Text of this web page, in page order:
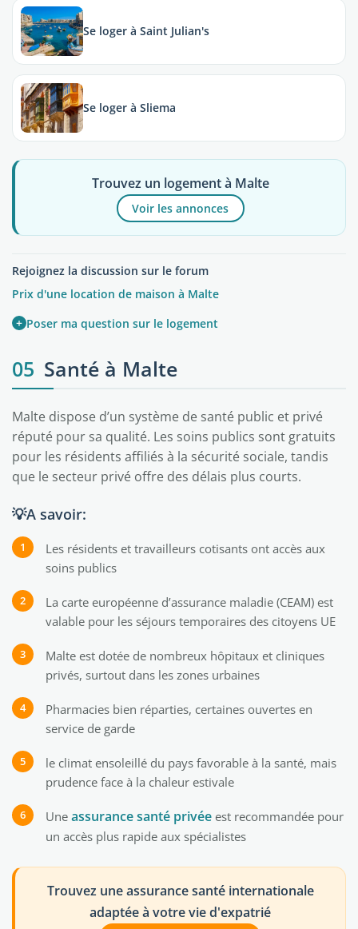
Se loger à Saint Julian's
Se loger à Sliema
Trouvez un logement à Malte
Voir les annonces
Rejoignez la discussion sur le forum
Prix d'une location de maison à Malte
+ Poser ma question sur le logement
05 Santé à Malte
Malte dispose d’un système de santé public et privé
réputé pour sa qualité. Les soins publics sont gratuits
pour les résidents affiliés à la sécurité sociale, tandis
que le secteur privé offre des délais plus courts.
💡A savoir:
Les résidents et travailleurs cotisants ont accès aux
soins publics
La carte européenne d’assurance maladie (CEAM) est
valable pour les séjours temporaires des citoyens UE
Malte est dotée de nombreux hôpitaux et cliniques
privés, surtout dans les zones urbaines
Pharmacies bien réparties, certaines ouvertes en
service de garde
le climat ensoleillé du pays favorable à la santé, mais
prudence face à la chaleur estivale
Une assurance santé privée est recommandée pour
un accès plus rapide aux spécialistes
Trouvez une assurance santé internationale
adaptée à votre vie d'expatrié